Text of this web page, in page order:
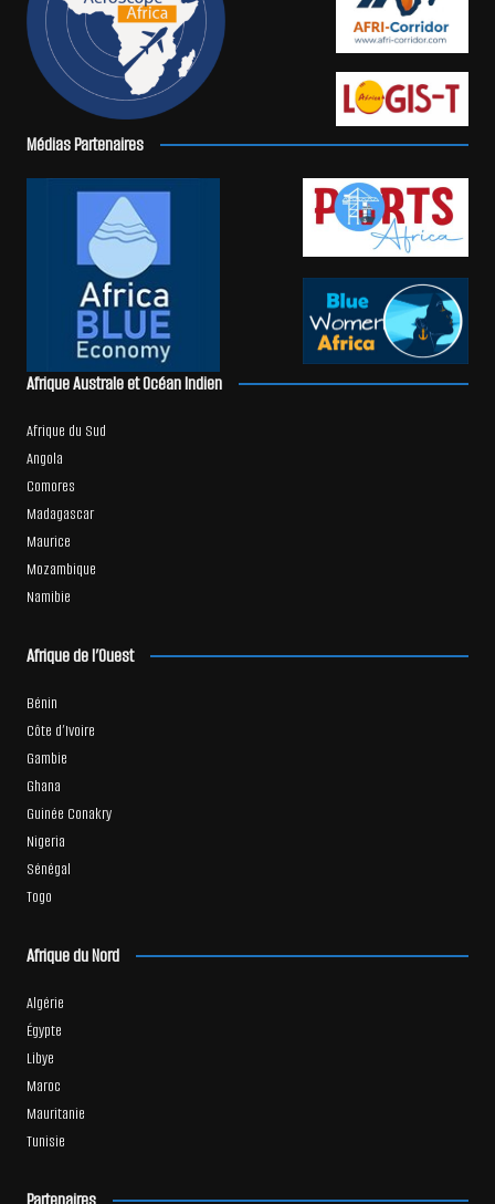
Médias Partenaires
Afrique Australe et Océan Indien
Afrique du Sud
Angola
Comores
Madagascar
Maurice
Mozambique
Namibie
Afrique de l’Ouest
Bénin
Côte d’Ivoire
Gambie
Ghana
Guinée Conakry
Nigeria
Sénégal
Togo
Afrique du Nord
Algérie
Égypte
Libye
Maroc
Mauritanie
Tunisie